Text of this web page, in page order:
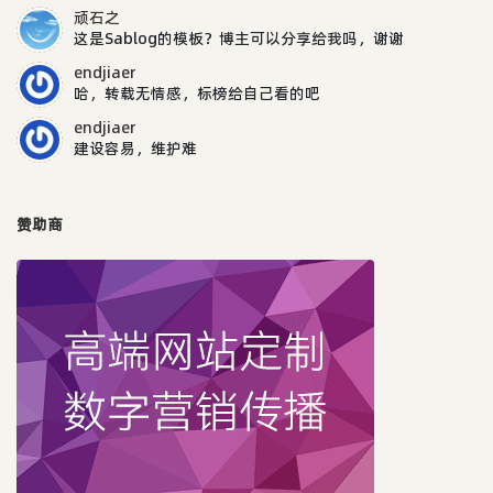
顽石之
这是Sablog的模板？博主可以分享给我吗，谢谢
endjiaer
哈，转载无情感，标榜给自己看的吧
endjiaer
建设容易，维护难
赞助商